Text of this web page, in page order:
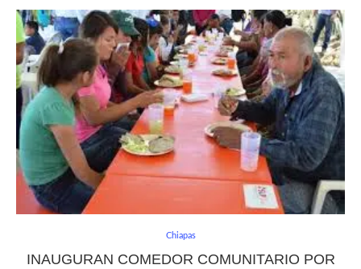
Chiapas
INAUGURAN COMEDOR COMUNITARIO POR